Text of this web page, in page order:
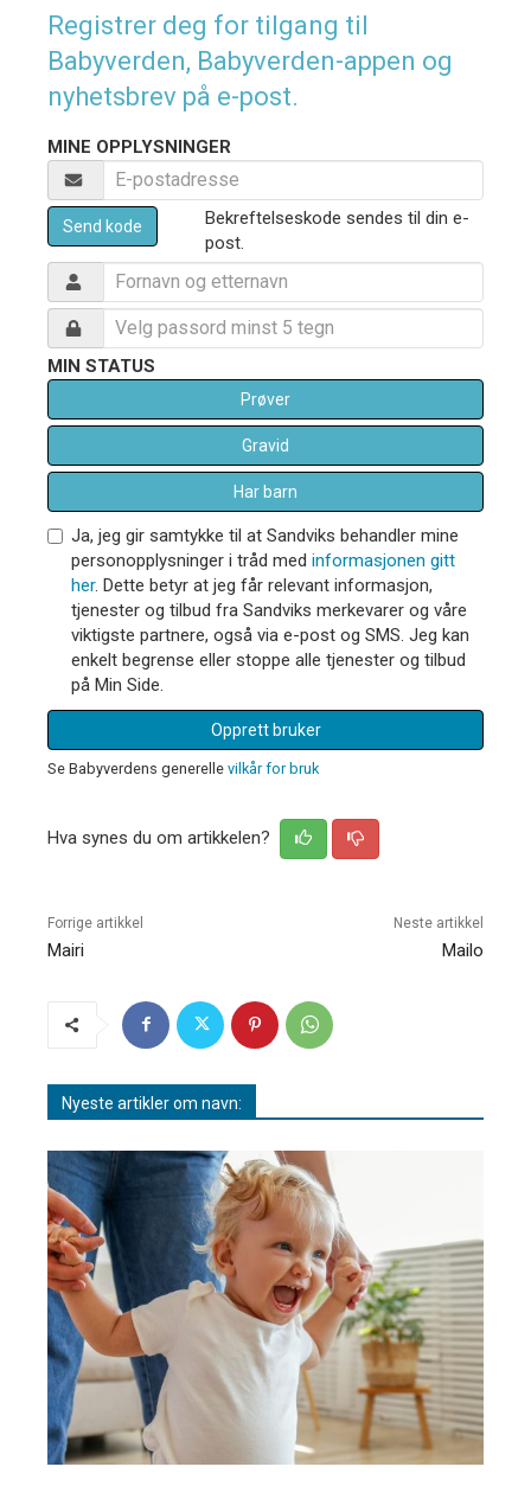
Registrer deg for tilgang til
Babyverden, Babyverden-appen og
nyhetsbrev på e-post.
MINE OPPLYSNINGER
Send kode
Bekreftelseskode sendes til din e-
post.
MIN STATUS
Prøver
Gravid
Har barn
Ja, jeg gir samtykke til at Sandviks behandler mine
personopplysninger i tråd med informasjonen gitt
her. Dette betyr at jeg får relevant informasjon,
tjenester og tilbud fra Sandviks merkevarer og våre
viktigste partnere, også via e-post og SMS. Jeg kan
enkelt begrense eller stoppe alle tjenester og tilbud
på Min Side.
Opprett bruker
Se Babyverdens generelle vilkår for bruk
Hva synes du om artikkelen?
Forrige artikkel
Mairi
Neste artikkel
Mailo
Nyeste artikler om navn: